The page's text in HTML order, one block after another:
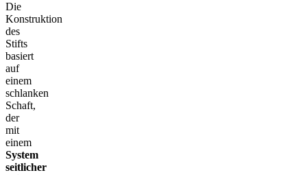
Die
Konstruktion
des
Stifts
basiert
auf
einem
schlanken
Schaft,
der
mit
einem
System
seitlicher